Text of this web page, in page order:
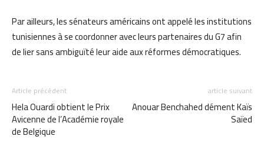
Par ailleurs, les sénateurs américains ont appelé les institutions
tunisiennes à se coordonner avec leurs partenaires du G7 afin
de lier sans ambiguïté leur aide aux réformes démocratiques.
Article précédent
Hela Ouardi obtient le Prix
Avicenne de l’Académie royale
de Belgique
article suivant
Anouar Benchahed dément Kaïs
Saïed